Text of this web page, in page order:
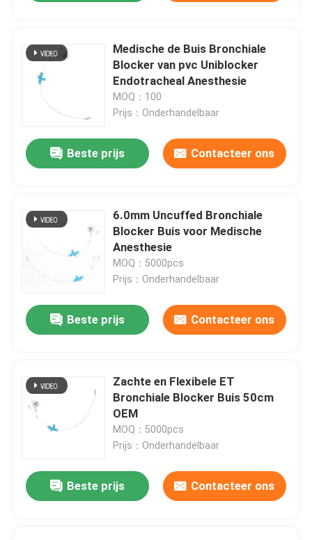
Medische de Buis Bronchiale
Blocker van pvc Uniblocker
Endotracheal Anesthesie
MOQ：100
Prijs：Onderhandelbaar
Beste prijs Contacteer ons
6.0mm Uncuffed Bronchiale
Blocker Buis voor Medische
Anesthesie
MOQ：5000pcs
Prijs：Onderhandelbaar
Beste prijs Contacteer ons
Zachte en Flexibele ET
Bronchiale Blocker Buis 50cm
OEM
MOQ：5000pcs
Prijs：Onderhandelbaar
Beste prijs Contacteer ons